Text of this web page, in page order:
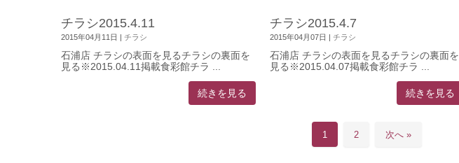
チラシ2015.4.11
2015年04月11日 | チラシ
石浦店 チラシの表面を見るチラシの裏面を
見る※2015.04.11掲載食彩館チラ ...
続きを見る
チラシ2015.4.7
2015年04月07日 | チラシ
石浦店 チラシの表面を見るチラシの裏面を
見る※2015.04.07掲載食彩館チラ ...
続きを見る
1 2 次へ »